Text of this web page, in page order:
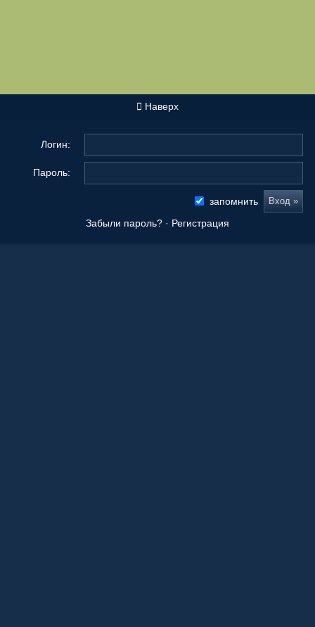
Наверх
Логин:
Пароль:
запомнить
Забыли пароль? · Регистрация